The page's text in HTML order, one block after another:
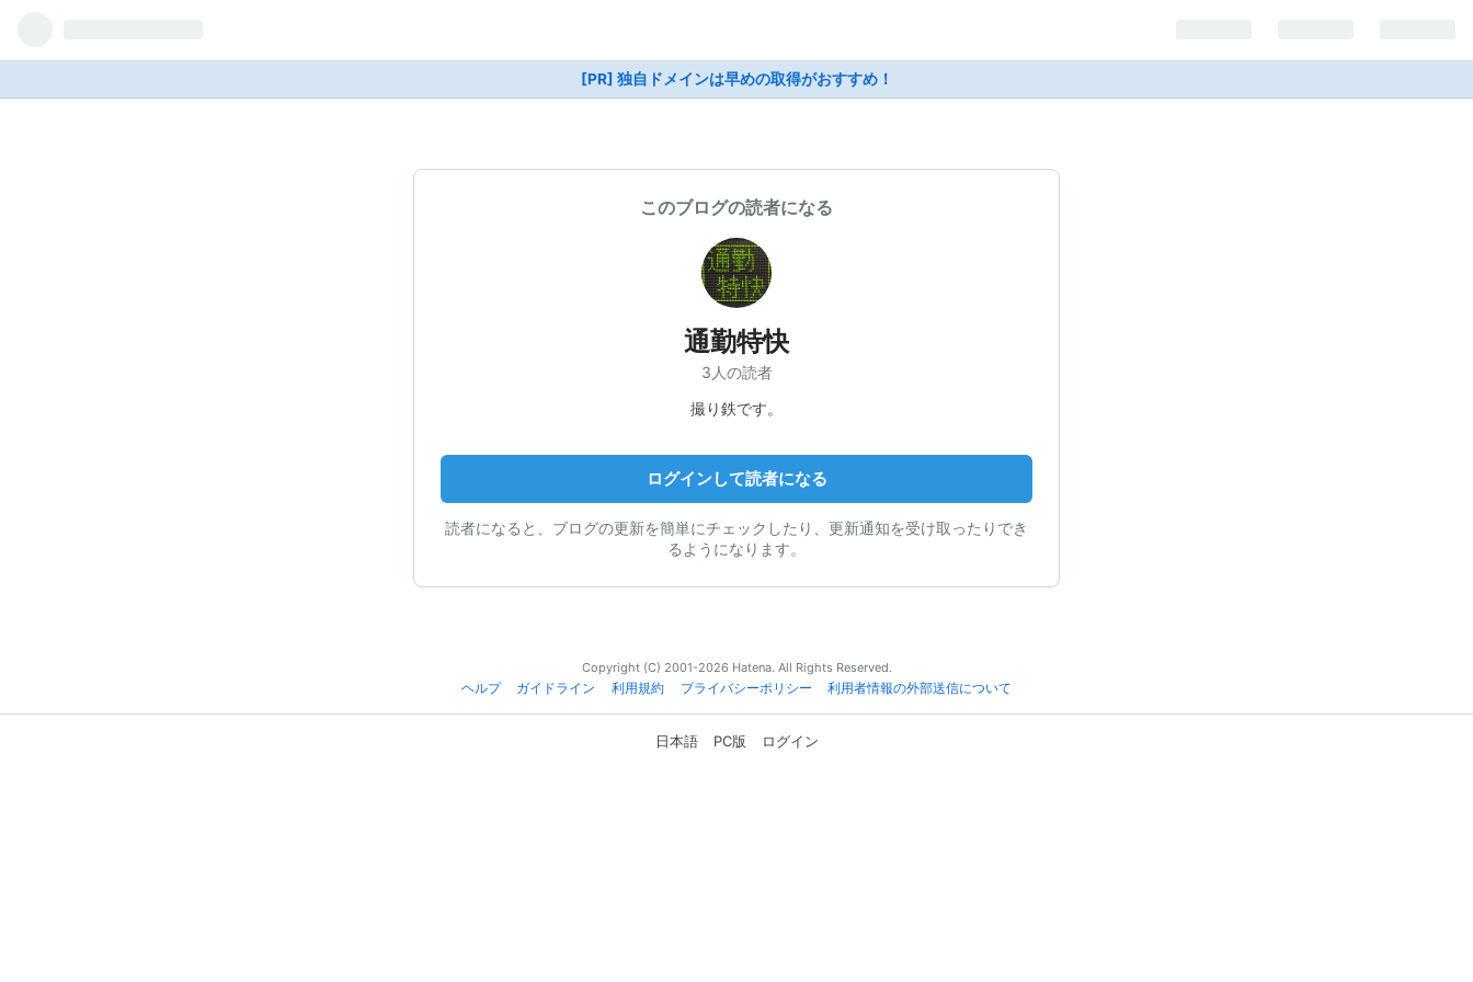
[PR] 独自ドメインは早めの取得がおすすめ！
このブログの読者になる
通勤特快
3人の読者
撮り鉄です。
ログインして読者になる
読者になると、ブログの更新を簡単にチェックしたり、更新通知を受け取ったりでき
るようになります。
Copyright (C) 2001-2026 Hatena. All Rights Reserved.
ヘルプ
ガイドライン 利用規約 プライバシーポリシー 利用者情報の外部送信について
日本語 PC版 ログイン